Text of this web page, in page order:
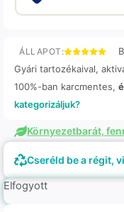
ÁLLAPOT:
Gyári tartozékaival,
100%-ban karcmentes,
kategorizáljuk?
Környezetbarát,
Cseréld be a régit,
Elfogyott